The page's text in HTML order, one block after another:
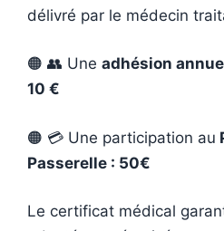
délivré par le médecin
🟠 👥 Une adhésion
10 €
🟠 💳 Une participation au
Passerelle : 50€
Le certificat médical